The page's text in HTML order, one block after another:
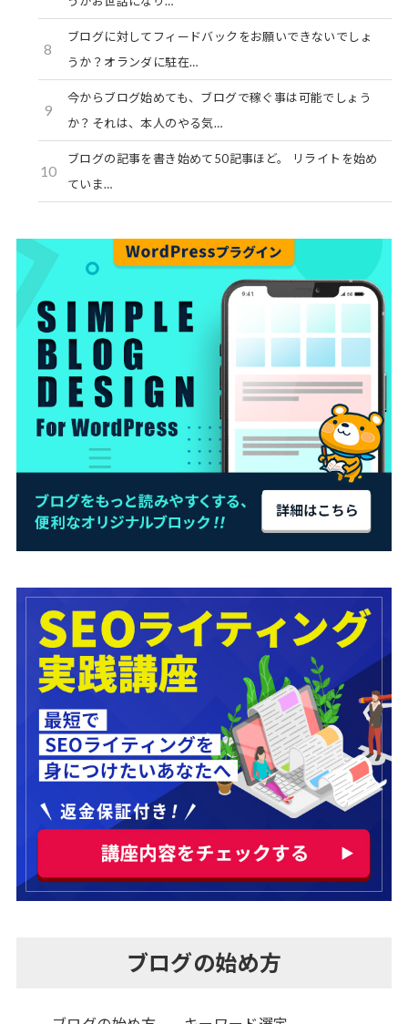
8
ブログに対してフィードバックをお願いできないでしょ
うか？オランダに駐在…
9
今からブログ始めても、ブログで稼ぐ事は可能でしょう
か？それは、本人のやる気…
10
ブログの記事を書き始めて50記事ほど。 リライトを始め
ていま…
ブログの始め方